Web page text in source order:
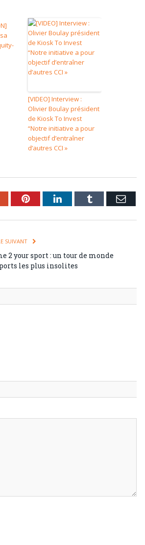
[VIDEO] Interview :
Olivier Boulay président
de Kiosk To Invest
“Notre initiative a pour
objectif d’entraîner
d’autres CCI »
PinterestLinkedInTumblr Email
SUIVANT
2 your sport : un tour de monde
les plus insolites